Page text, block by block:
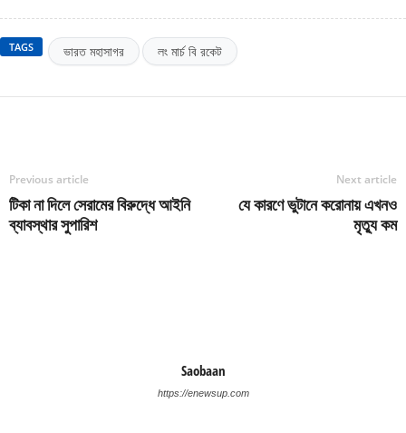
TAGS ভারত মহাসাগর লং মার্চ বি রকেট
Previous article
টিকা না দিলে সেরামের বিরুদ্ধে আইনি
ব্যাবস্থার সুপারিশ
Next article
যে কারণে ভুটানে করোনায় এখনও
মৃত্যু কম
Saobaan
https://enewsup.com